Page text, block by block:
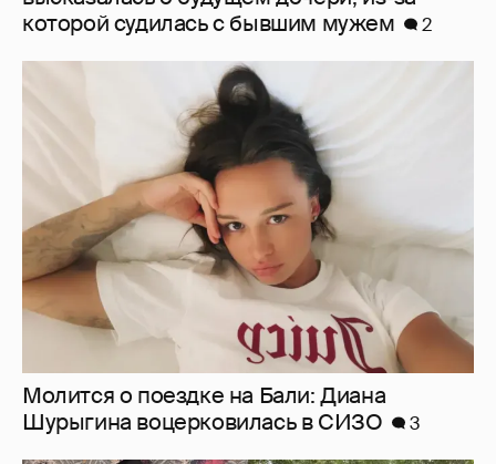
Молится о поездке на Бали: Диана
Шурыгина воцерковилась в СИЗО